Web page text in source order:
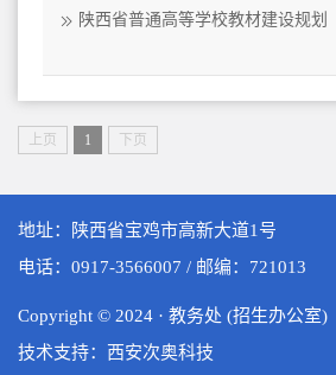
陕西省普通高等学校教材建设规划
上页 1 下页
地址：陕西省宝鸡市高新大道1号
电话：0917-3566007 / 邮编：721013
Copyright © 2024 · 教务处 (招生办公室)
技术支持：西安次奥科技